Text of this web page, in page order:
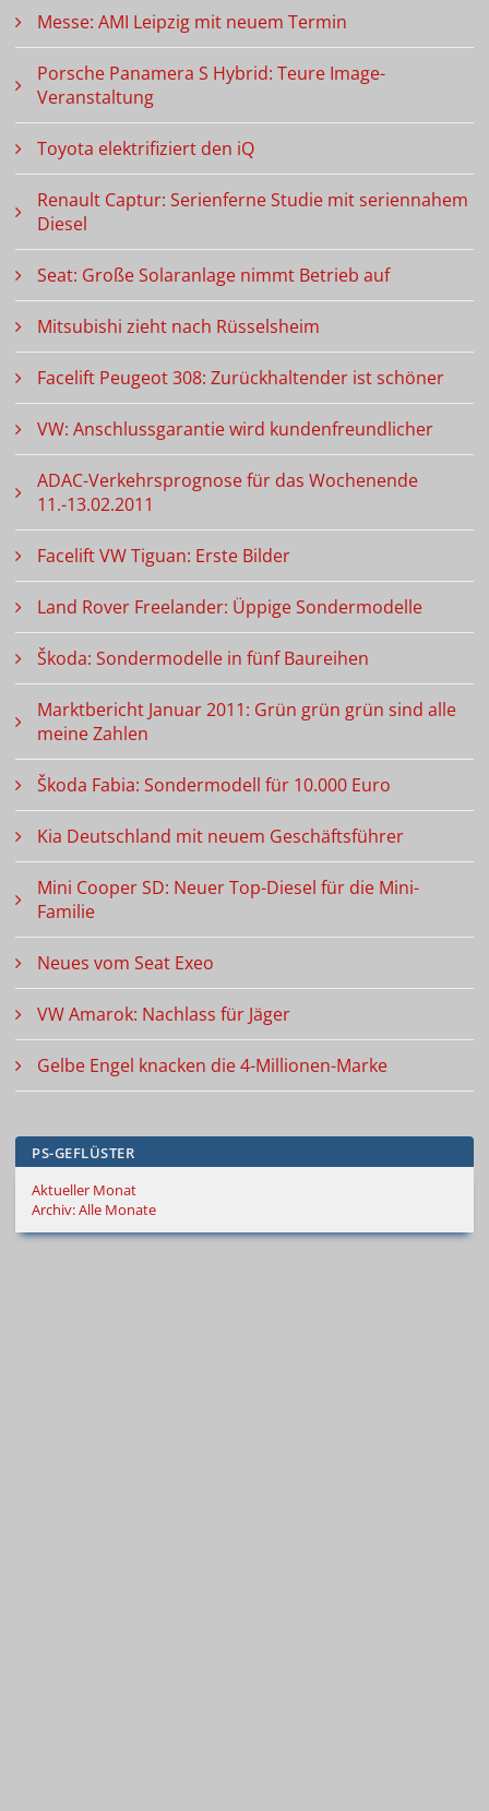
Messe: AMI Leipzig mit neuem Termin
Porsche Panamera S Hybrid: Teure Image-
Veranstaltung
Toyota elektrifiziert den iQ
Renault Captur: Serienferne Studie mit seriennahem
Diesel
Seat: Große Solaranlage nimmt Betrieb auf
Mitsubishi zieht nach Rüsselsheim
Facelift Peugeot 308: Zurückhaltender ist schöner
VW: Anschlussgarantie wird kundenfreundlicher
ADAC-Verkehrsprognose für das Wochenende
11.-13.02.2011
Facelift VW Tiguan: Erste Bilder
Land Rover Freelander: Üppige Sondermodelle
Škoda: Sondermodelle in fünf Baureihen
Marktbericht Januar 2011: Grün grün grün sind alle
meine Zahlen
Škoda Fabia: Sondermodell für 10.000 Euro
Kia Deutschland mit neuem Geschäftsführer
Mini Cooper SD: Neuer Top-Diesel für die Mini-
Familie
Neues vom Seat Exeo
VW Amarok: Nachlass für Jäger
Gelbe Engel knacken die 4-Millionen-Marke
PS-GEFLÜSTER
Aktueller Monat
Archiv: Alle Monate